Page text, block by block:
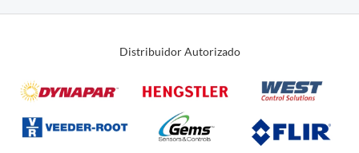
d
l
d
e
Distribuidor Autorizado